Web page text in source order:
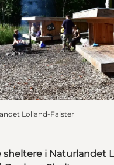
sheltere i Naturlandet
Lolland-Falster